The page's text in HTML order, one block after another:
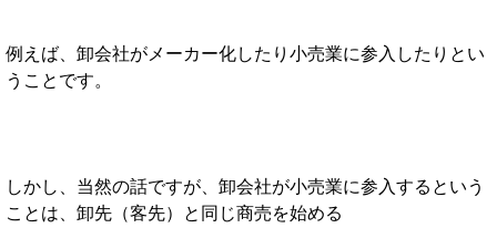
例えば、卸会社がメーカー化したり小売業に参入したりとい
うことです。
しかし、当然の話ですが、卸会社が小売業に参入するという
ことは、卸先（客先）と同じ商売を始める